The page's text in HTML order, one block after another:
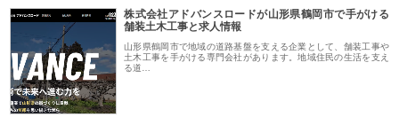
株式会社アドバンスロードが山形県鶴岡市で手がける
舗装土木工事と求人情報
山形県鶴岡市で地域の道路基盤を支える企業として、舗装工事や
土木工事を手がける専門会社があります。地域住民の生活を支え
る道…